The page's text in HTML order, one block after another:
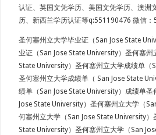
认证、英国文凭学历、美国文凭学历、澳洲
历、新西兰学历认证等q:551190476 微信
圣何塞州立大学毕业证（San Jose State
业证（San Jose State University）圣何塞州
State University）圣何塞州立大学成绩单（
圣何塞州立大学成绩单（ San Jose State
绩单（San Jose State University）成绩单
Jose State University）圣何塞州立大学（
何塞州立大学（San Jose State University）
State University）圣何塞州立大学（San